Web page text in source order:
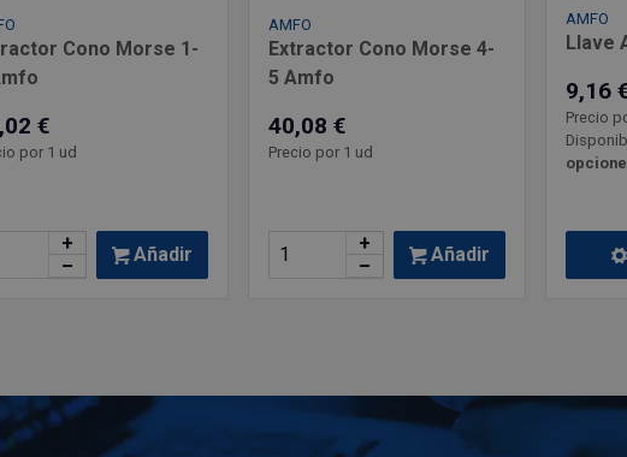
Cono Morse 1-
€
por 1 ud
+
–
Añadir
AMFO
Extractor Cono Morse 4-
5 Amfo
40,08 €
Precio por 1 ud
+
–
Añadir
AMFO
Llave
9,16
Precio